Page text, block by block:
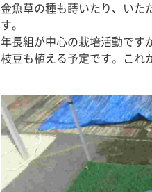
金魚草の種も蒔いたり、いた
す。
年長組が中心の栽培活動です
枝豆も植える予定です。これ